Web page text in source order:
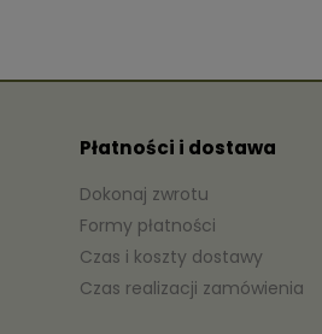
Płatności i dostawa
Dokonaj zwrotu
Formy płatności
Czas i koszty dostawy
Czas realizacji zamówienia